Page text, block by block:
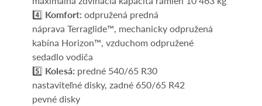
4️⃣ Komfort: odpružená predná
náprava Terraglide™, mechanicky odpružená
kabína Horizon™, vzduchom odpružené
sedadlo vodiča
5️⃣ Kolesá: predné 540/65 R30
nastaviteľné disky, zadné 650/65 R42
pevné disky